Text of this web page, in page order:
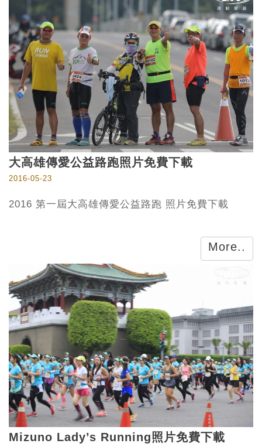
大高雄傳愛公益路跑照片免費下載
2016-05-23
2016 第一屆大高雄傳愛公益路跑 照片免費下載
More..
Mizuno Lady’s Running照片免費下載